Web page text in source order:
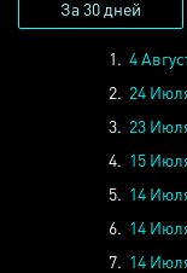
За 30 дней
1. 4
2. 24
3. 23
4. 15
5. 14
6. 14
7. 14